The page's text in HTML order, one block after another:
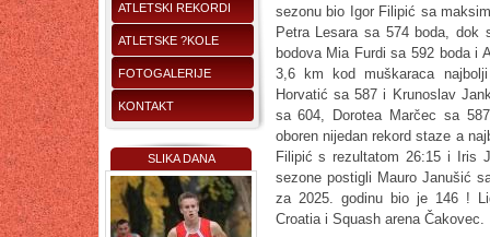
ATLETSKI REKORDI
ATLETSKE ?KOLE
FOTOGALERIJE
KONTAKT
SLIKA DANA
sezonu bio Igor Filipić sa
Petra Lesara sa 574 boda,
bodova Mia Furdi sa 592 boda i
3,6 km kod muškaraca
Horvatić sa 587 i Krunoslav
sa 604, Dorotea Marčec sa
oboren nijedan rekord staze a
Filipić s rezultatom 26:15 i Iris
sezone postigli Mauro Janušić
za 2025. godinu bio je 146 !
Croatia i Squash arena Čakovec.